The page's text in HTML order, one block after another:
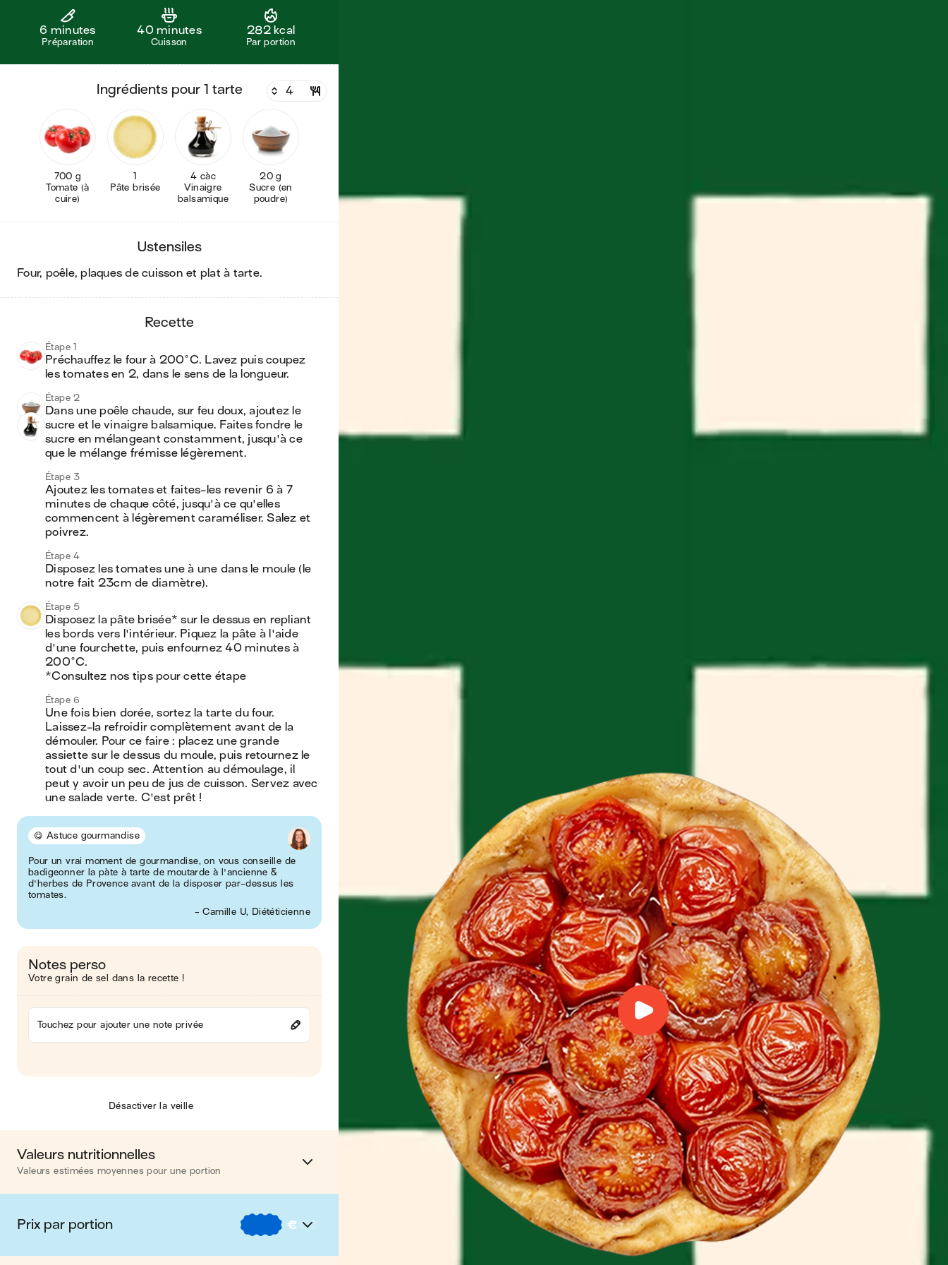
6 minutes
Préparation
40 minutes
Cuisson
282 kcal
Par portion
ingrédients pour 1 tarte
700 g
Tomate (à
cuire)
1
Pâte brisée
4 càc
Vinaigre
balsamique
20 g
Sucre (en
poudre)
ustensiles
four, poêle, plaques de cuisson et plat à tarte.
recette
Étape 1
Préchauffez le four à 200°C. Lavez puis coupez
les tomates en 2, dans le sens de la longueur.
Étape 2
Dans une poêle chaude, sur feu doux, ajoutez le
sucre et le vinaigre balsamique. Faites fondre le
sucre en mélangeant constamment, jusqu'à ce
que le mélange frémisse légèrement.
Étape 3
Ajoutez les tomates et faites-les revenir 6 à 7
minutes de chaque côté, jusqu'à ce qu'elles
commencent à légèrement caraméliser. Salez et
poivrez.
Étape 4
Disposez les tomates une à une dans le moule (le
notre fait 23cm de diamètre).
Étape 5
Disposez la pâte brisée* sur le dessus en repliant
les bords vers l'intérieur. Piquez la pâte à l'aide
d'une fourchette, puis enfournez 40 minutes à
200°C.
*Consultez nos tips pour cette étape
Étape 6
Une fois bien dorée, sortez la tarte du four.
Laissez-la refroidir complètement avant de la
démouler. Pour ce faire : placez une grande
assiette sur le dessus du moule, puis retournez le
tout d'un coup sec. Attention au démoulage, il
peut y avoir un peu de jus de cuisson. Servez avec
une salade verte. C'est prêt !
😋 Astuce gourmandise
Pour un vrai moment de gourmandise, on vous conseille de
badigeonner la pàte à tarte de moutarde à l'ancienne &
d'herbes de Provence avant de la disposer par-dessus les
tomates.
- Camille U, Diététicienne
Notes perso
Votre grain de sel dans la recette !
Touchez pour ajouter une note privée
Désactiver la veille
Valeurs nutritionnelles
Valeurs estimées moyennes pour une portion
Calories 282 kcal
Matières grasses
Prix par portion € €€
€ Nos recettes à -2 € par portion